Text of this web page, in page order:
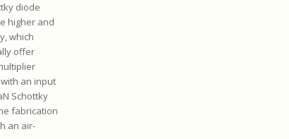
diode
higher and
which
offer
an input
Schottky
fabrication
an air-